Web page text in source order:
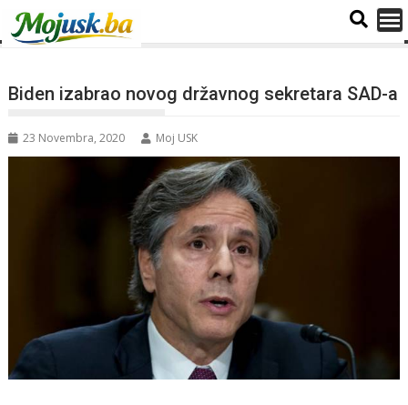
Biden izabrao novog državnog sekretara SAD-a
23 Novembra, 2020 Moj USK